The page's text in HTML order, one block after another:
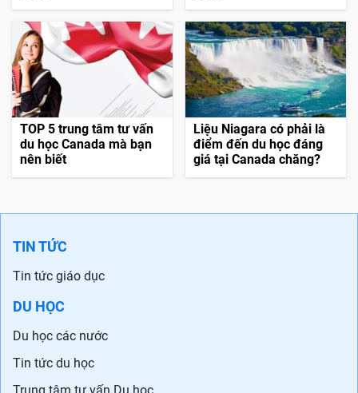
TOP 5 trung tâm tư vấn
du học Canada mà bạn
nên biết
Liệu Niagara có phải là
điểm đến du học đáng
giá tại Canada chăng?
TIN TỨC
Tin tức giáo dục
DU HỌC
Du học các nước
Tin tức du học
Trung tâm tư vấn Du học